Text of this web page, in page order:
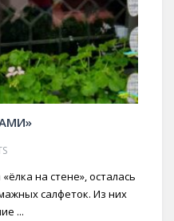
на стене», осталась
салфеток. Из них
...